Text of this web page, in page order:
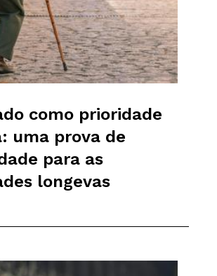
como prioridade
uma prova de
para as
longevas